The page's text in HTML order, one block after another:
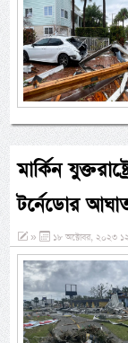
মার্কিন
টর্নেডোর
» ১৮ অক্টোবর, ২০২৩